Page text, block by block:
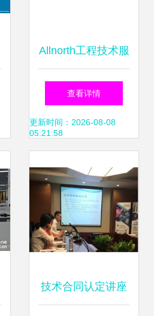
Allnorth工程技术服
务咨询公司品牌形
象推广设计解析
查看详情
更新时间：2026-08-08
05:21:58
技术合同认定讲座